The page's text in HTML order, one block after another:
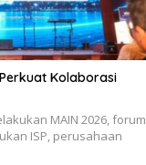
Kolaborasi
MAIN 2026, forum
ISP, perusahaan